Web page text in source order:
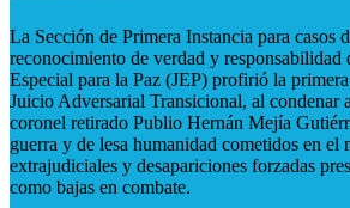
La Sección de Primera Instancia para casos
reconocimiento de verdad y responsabilidad
Especial para la Paz (JEP) profirió la
Juicio Adversarial Transicional, al condenar
coronel retirado Publio Hernán Mejía
guerra y de lesa humanidad cometidos en el
extrajudiciales y desapariciones forzadas
como bajas en combate.